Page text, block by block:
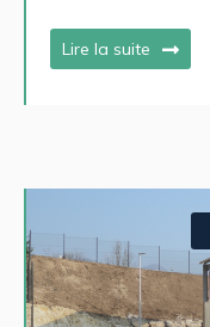
Lire la suite